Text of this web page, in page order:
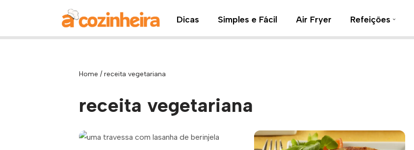
para
Dicas Simples e Fácil Air Fryer Refeições
Home /receita vegetariana
receita vegetariana